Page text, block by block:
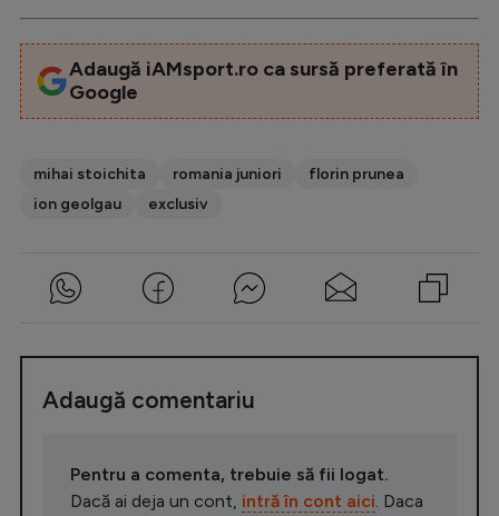
Adaugă iAMsport.ro ca sursă preferată în
Google
mihai stoichita romania juniori
florin prunea
ion geolgau
exclusiv
Adaugă comentariu
Pentru a comenta, trebuie să fii logat.
Dacă ai deja un cont, intră în cont aici. Daca